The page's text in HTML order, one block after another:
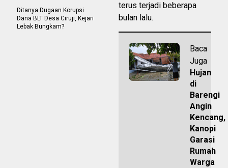
terus terjadi beberapa
bulan lalu.
Baca
Juga
Hujan
di
Barengi
Angin
Kencang,
Kanopi
Garasi
Rumah
Warga
Ditanya Dugaan Korupsi
Dana BLT Desa Ciruji, Kejari
Lebak Bungkam?